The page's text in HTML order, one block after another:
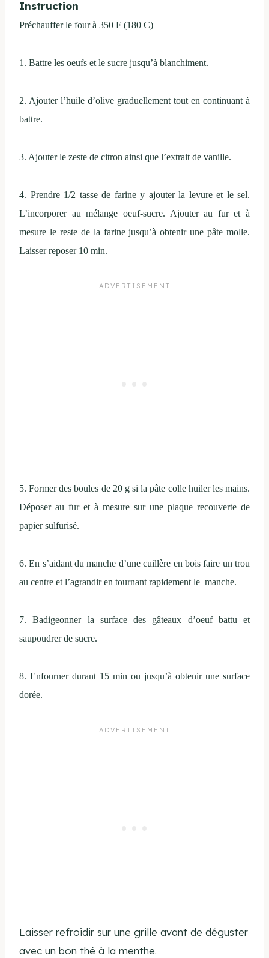
Instruction
Préchauffer le four à 350 F (180 C)
1. Battre les oeufs et le sucre jusqu’à blanchiment.
2. Ajouter l’huile d’olive graduellement tout en continuant à
battre.
3. Ajouter le zeste de citron ainsi que l’extrait de vanille.
4. Prendre 1/2 tasse de farine y ajouter la levure et le sel.
L’incorporer au mélange oeuf-sucre. Ajouter au fur et à
mesure le reste de la farine jusqu’à obtenir une pâte molle.
Laisser reposer 10 min.
5. Former des boules de 20 g si la pâte colle huiler les mains.
Déposer au fur et à mesure sur une plaque recouverte de
papier sulfurisé.
6. En s’aidant du manche d’une cuillère en bois faire un trou
au centre et l’agrandir en tournant rapidement le manche.
7. Badigeonner la surface des gâteaux d’oeuf battu et
saupoudrer de sucre.
8. Enfourner durant 15 min ou jusqu’à obtenir une surface
dorée.
Laisser refroidir sur une grille avant de déguster
avec un bon thé à la menthe.